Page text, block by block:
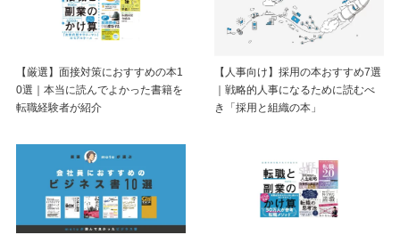
【厳選】面接対策におすすめの本1
0選｜本当に読んでよかった書籍を
転職経験者が紹介
【人事向け】採用の本おすすめ7選
｜戦略的人事になるために読むべ
き「採用と組織の本」